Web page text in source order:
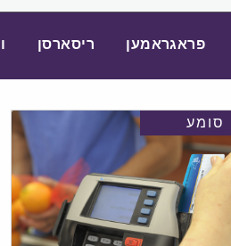
פראגראמען ריסארסן